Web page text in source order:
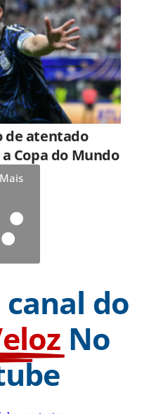
de atentado
Copa do Mundo
do
No